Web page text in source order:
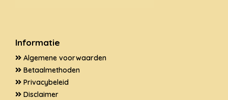
Informatie
Algemene voorwaarden
Betaalmethoden
Privacybeleid
Disclaimer